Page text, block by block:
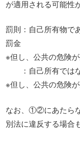
が適用される可能性
罰則：自己所有物で
罰金
※但し、公共の危険
：自己所有ではな
※但し、公共の危険
なお、①②にあたら
別法に違反する場合